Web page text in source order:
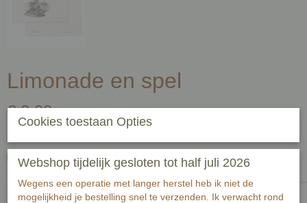
Limonade en spel
€ 2,00
Handgeschreven tekst op achterzijde kaart (zwart fineliner) voor
Cookies toestaan Opties
Webshop tijdelijk gesloten tot half juli 2026
Wegens een operatie met langer herstel heb ik niet de
mogelijkheid je bestelling snel te verzenden. Ik verwacht rond